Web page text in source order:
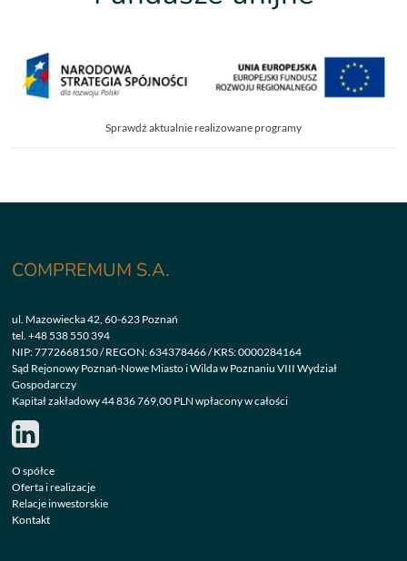
Sprawdź aktualnie realizowane programy
COMPREMUM S.A.
ul. Mazowiecka 42, 60-623 Poznań
tel.+48 538 550 394
NIP: 7772668150 / REGON: 634378466 / KRS: 0000284164
Sąd Rejonowy Poznań-Nowe Miasto i Wilda w Poznaniu VIII Wydział
Gospodarczy
Kapitał zakładowy 44 836 769,00 PLN wpłacony w całości
O spółce
Oferta i realizacje
Relacje inwestorskie
Kontakt